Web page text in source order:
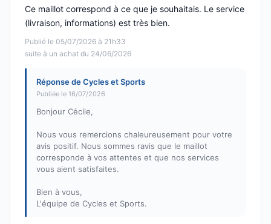
Publié le 05/07/2026 à 21h33
suite à un achat du 24/06/2026
Ce maillot correspond à ce que je souhaitais. Le service
(livraison, informations) est très bien.
Réponse de Cycles et Sports
Publiée le 16/07/2026
Bonjour Cécile,
Nous vous remercions chaleureusement pour votre
avis positif. Nous sommes ravis que le maillot
corresponde à vos attentes et que nos services
vous aient satisfaites.
Bien à vous,
L'équipe de Cycles et Sports.